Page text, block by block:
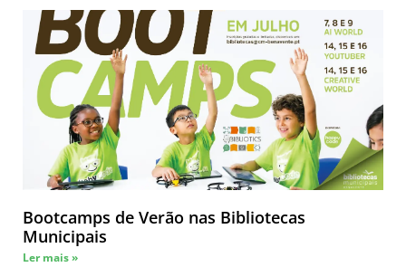
Bootcamps de Verão nas Bibliotecas
Municipais
Ler mais »